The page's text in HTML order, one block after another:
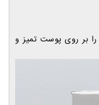
را بر روی پوست تمیز و